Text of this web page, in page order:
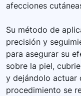
afecciones
Su método de
precisión y
para asegurar su
sobre la piel,
y dejándolo actuar
procedimiento se